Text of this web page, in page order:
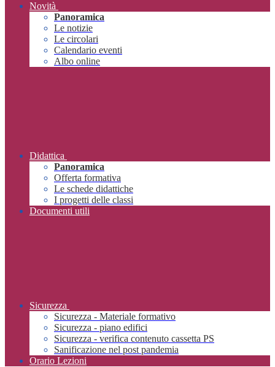
Novità
Panoramica
Le notizie
Le circolari
Calendario eventi
Albo online
Didattica
Panoramica
Offerta formativa
Le schede didattiche
I progetti delle classi
Documenti utili
Sicurezza
Sicurezza - Materiale formativo
Sicurezza - piano edifici
Sicurezza - verifica contenuto cassetta PS
Sanificazione nel post pandemia
Orario Lezioni